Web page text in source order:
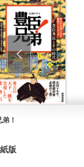
！
紙版